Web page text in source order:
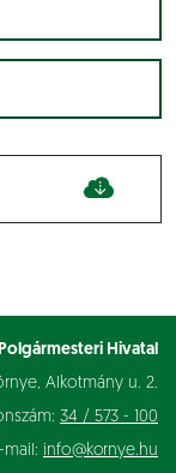
Polgármesteri Hivatal
Alkotmány u. 2.
34 / 573 - 100
mail: info@kornye.hu